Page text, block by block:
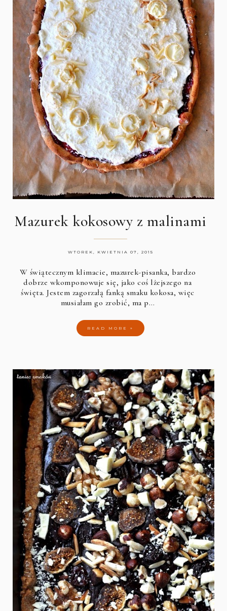
Mazurek kokosowy z malinami
WTOREK, KWIETNIA 07, 2015
W świątecznym klimacie, mazurek-pisanka, bardzo
dobrze wkomponowuje się, jako coś lżejszego na
święta. Jestem zagorzałą fanką smaku kokosa, więc
musiałam go zrobić, ma p…
READ MORE »